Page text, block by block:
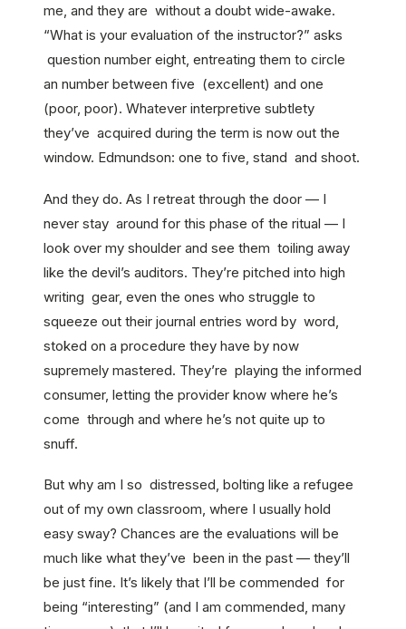
me, and they are without a doubt wide-awake.
“What is your evaluation of the instructor?” asks
question number eight, entreating them to circle
an number between five (excellent) and one
(poor, poor). Whatever interpretive subtlety
they’ve acquired during the term is now out the
window. Edmundson: one to five, stand and shoot.
And they do. As I retreat through the door — I
never stay around for this phase of the ritual — I
look over my shoulder and see them toiling away
like the devil’s auditors. They’re pitched into high
writing gear, even the ones who struggle to
squeeze out their journal entries word by word,
stoked on a procedure they have by now
supremely mastered. They’re playing the informed
consumer, letting the provider know where he’s
come through and where he’s not quite up to
snuff.
But why am I so distressed, bolting like a refugee
out of my own classroom, where I usually hold
easy sway? Chances are the evaluations will be
much like what they’ve been in the past — they’ll
be just fine. It’s likely that I’ll be commended for
being “interesting” (and I am commended, many